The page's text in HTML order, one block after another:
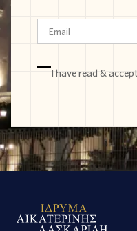
I have read &